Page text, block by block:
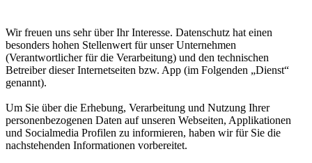
Wir freuen uns sehr über Ihr Interesse. Datenschutz hat einen
besonders hohen Stellenwert für unser Unternehmen
(Verantwortlicher für die Verarbeitung) und den technischen
Betreiber dieser Internetseiten bzw. App (im Folgenden „Dienst“
genannt).
Um Sie über die Erhebung, Verarbeitung und Nutzung Ihrer
personenbezogenen Daten auf unseren Webseiten, Applikationen
und Socialmedia Profilen zu informieren, haben wir für Sie die
nachstehenden Informationen vorbereitet.